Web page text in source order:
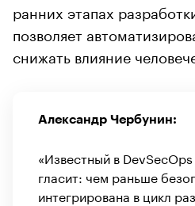
ранних этапах
позволяет
снижать влияние
Александр Чербунин:
«Известный в
гласит: чем раньше
интегрирована в цикл